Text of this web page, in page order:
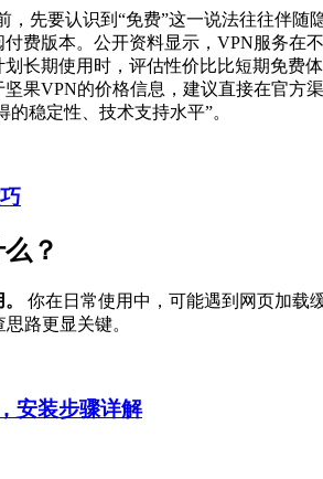
，先要认识到“免费”这一说法往往伴
费版本。公开资料显示，VPN服务在
长期使用时，评估性价比比短期免费
果VPN的价格信息，建议直接在官
稳定性、技术支持水平”。
？
你在日常使用中，可能遇到网页加载
路更显关键。
安装步骤详解